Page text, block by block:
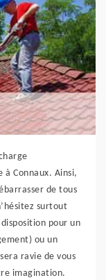
Connaux. Ainsi,
de tous
surtout
pour un
ou un
ravie de vous
imagination.